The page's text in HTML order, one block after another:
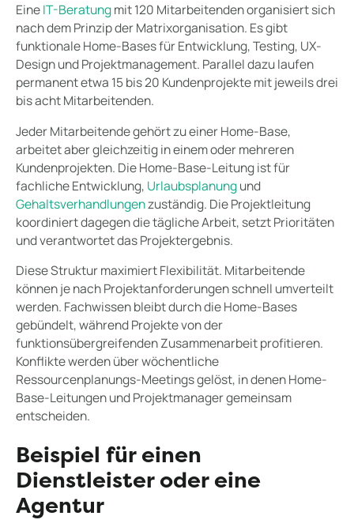
EineIT-Beratungmit 120 Mitarbeitenden organisiert sich
nach dem Prinzip der Matrixorganisation. Es gibt
funktionale Home-Bases für Entwicklung, Testing, UX-
Design und Projektmanagement. Parallel dazu laufen
permanent etwa 15 bis 20 Kundenprojekte mit jeweils drei
bis acht Mitarbeitenden.
Jeder Mitarbeitende gehört zu einer Home-Base,
arbeitet aber gleichzeitig in einem oder mehreren
Kundenprojekten. Die Home-Base-Leitung ist für
fachliche Entwicklung, Urlaubsplanungund
Gehaltsverhandlungenzuständig. Die Projektleitung
koordiniert dagegen die tägliche Arbeit, setzt Prioritäten
und verantwortet das Projektergebnis.
Diese Struktur maximiert Flexibilität. Mitarbeitende
können je nach Projektanforderungen schnell umverteilt
werden. Fachwissen bleibt durch die Home-Bases
gebündelt, während Projekte von der
funktionsübergreifenden Zusammenarbeit profitieren.
Konflikte werden über wöchentliche
Ressourcenplanungs-Meetings gelöst, in denen Home-
Base-Leitungen und Projektmanager gemeinsam
entscheiden.
Beispiel für einen
Dienstleister oder eine
Agentur